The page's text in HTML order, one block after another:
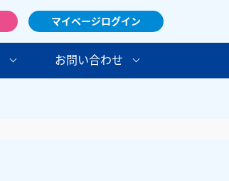
マイページログイン
お問い合わせ